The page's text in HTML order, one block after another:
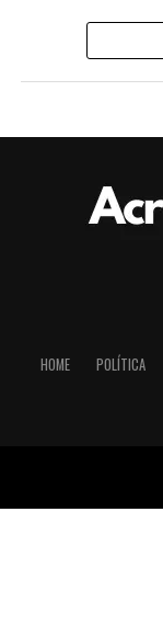
HOME POLÍTICA